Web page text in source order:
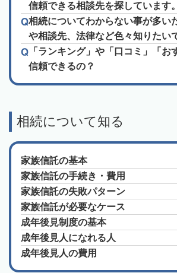
信頼できる相談先を探しています。
相続についてわからない事が多い
や相談先、法律など色々知りたい
「ランキング」や「口コミ」「お
信頼できるの？
相続について知る
家族信託の基本
家族信託の手続き・費用
家族信託の失敗パターン
家族信託が必要なケース
成年後見制度の基本
成年後見人になれる人
成年後見人の費用